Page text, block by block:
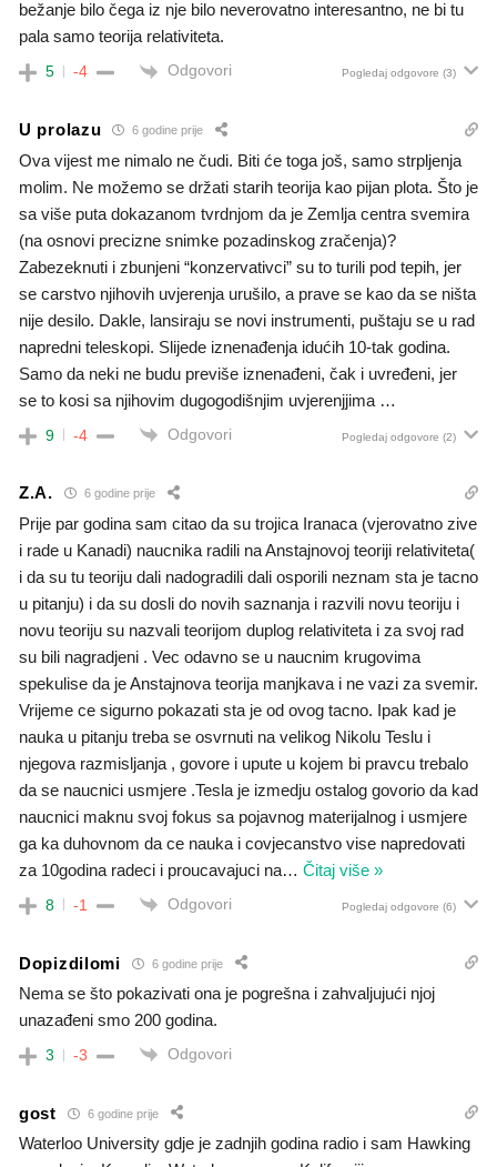
bežanje bilo čega iz nje bilo neverovatno interesantno, ne bi tu
pala samo teorija relativiteta.
5 -4 Odgovori Pogledaj odgovore (3)
U prolazu 6 godine prije
Ova vijest me nimalo ne čudi. Biti će toga još, samo strpljenja
molim. Ne možemo se držati starih teorija kao pijan plota. Što je
sa više puta dokazanom tvrdnjom da je Zemlja centra svemira
(na osnovi precizne snimke pozadinskog zračenja)?
Zabezeknuti i zbunjeni “konzervativci” su to turili pod tepih, jer
se carstvo njihovih uvjerenja urušilo, a prave se kao da se ništa
nije desilo. Dakle, lansiraju se novi instrumenti, puštaju se u rad
napredni teleskopi. Slijede iznenađenja idućih 10-tak godina.
Samo da neki ne budu previše iznenađeni, čak i uvređeni, jer
se to kosi sa njihovim dugogodišnjim uvjerenjjima …
9 -4 Odgovori Pogledaj odgovore (2)
Z.A. 6 godine prije
Prije par godina sam citao da su trojica Iranaca (vjerovatno zive
i rade u Kanadi) naucnika radili na Anstajnovoj teoriji relativiteta(
i da su tu teoriju dali nadogradili dali osporili neznam sta je tacno
u pitanju) i da su dosli do novih saznanja i razvili novu teoriju i
novu teoriju su nazvali teorijom duplog relativiteta i za svoj rad
su bili nagradjeni . Vec odavno se u naucnim krugovima
spekulise da je Anstajnova teorija manjkava i ne vazi za svemir.
Vrijeme ce sigurno pokazati sta je od ovog tacno. Ipak kad je
nauka u pitanju treba se osvrnuti na velikog Nikolu Teslu i
njegova razmisljanja , govore i upute u kojem bi pravcu trebalo
da se naucnici usmjere .Tesla je izmedju ostalog govorio da kad
naucnici maknu svoj fokus sa pojavnog materijalnog i usmjere
ga ka duhovnom da ce nauka i covjecanstvo vise napredovati
za 10godina radeci i proucavajuci na… Čitaj više »
8 -1 Odgovori Pogledaj odgovore (6)
Dopizdilomi 6 godine prije
Nema se što pokazivati ona je pogrešna i zahvaljujući njoj
unazađeni smo 200 godina.
3 -3 Odgovori
gost 6 godine prije
Waterloo University gdje je zadnjih godina radio i sam Hawking